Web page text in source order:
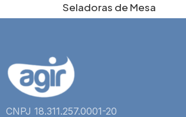
Seladoras de Mesa
CNPJ 18.311.257.0001-20